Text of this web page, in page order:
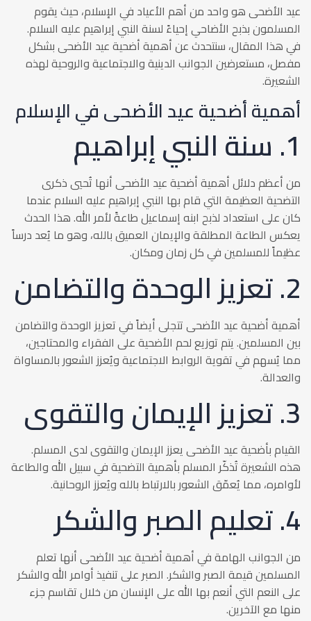
عيد الأضحى هو واحد من أهم الأعياد في الإسلام، حيث يقوم
المسلمون بذبح الأضاحي إحياءً لسنة النبي إبراهيم عليه السلام.
في هذا المقال، سنتحدث عن أهمية أضحية عيد الأضحى بشكل
مفصل، مستعرضين الجوانب الدينية والاجتماعية والروحية لهذه
الشعيرة.
أهمية أضحية عيد الأضحى في الإسلام
1. سنة النبي إبراهيم
من أعظم دلائل أهمية أضحية عيد الأضحى أنها تُحيي ذكرى
التضحية العظيمة التي قام بها النبي إبراهيم عليه السلام عندما
كان على استعداد لذبح ابنه إسماعيل طاعةً لأمر الله. هذا الحدث
يعكس الطاعة المطلقة والإيمان العميق بالله، وهو ما يُعد درساً
عظيماً للمسلمين في كل زمان ومكان.
2. تعزيز الوحدة والتضامن
أهمية أضحية عيد الأضحى تتجلى أيضاً في تعزيز الوحدة والتضامن
بين المسلمين. يتم توزيع لحم الأضحية على الفقراء والمحتاجين،
مما يُسهم في تقوية الروابط الاجتماعية ويُعزز الشعور بالمساواة
والعدالة.
3. تعزيز الإيمان والتقوى
القيام بأضحية عيد الأضحى يعزز الإيمان والتقوى لدى المسلم.
هذه الشعيرة تُذكّر المسلم بأهمية التضحية في سبيل الله والطاعة
لأوامره، مما يُعمّق الشعور بالارتباط بالله ويُعزز الروحانية.
4. تعليم الصبر والشكر
من الجوانب الهامة في أهمية أضحية عيد الأضحى أنها تعلم
المسلمين قيمة الصبر والشكر. الصبر على تنفيذ أوامر الله والشكر
على النعم التي أنعم بها الله على الإنسان من خلال تقاسم جزء
منها مع الآخرين.